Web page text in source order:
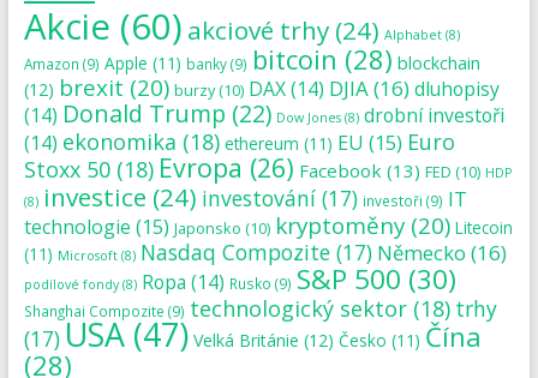
Akcie (60) akciové trhy(24) Alphabet(8)
Amazon (9) Apple (11) banky(9) bitcoin (28) blockchain
(12) brexit (20) burzy(10) DAX(14) DJIA(16)dluhopisy
(14) Donald Trump (22) Dow Jones(8) drobní investoři
(14) ekonomika (18) ethereum (11) EU (15) Euro
Stoxx 50(18) Evropa (26) Facebook (13) FED (10) HDP
(8) investice (24) investování(17) investoři (9) IT
technologie (15) Japonsko (10) kryptoměny(20) Litecoin
(11) Microsoft(8) Nasdaq Compozite(17) Německo (16)
podílové fondy(8) Ropa (14) Rusko (9) S&P 500 (30)
Shanghai Compozite (9) technologický sektor(18) trhy
(17)USA(47) Velká Británie (12) Česko (11) Čína
(28)